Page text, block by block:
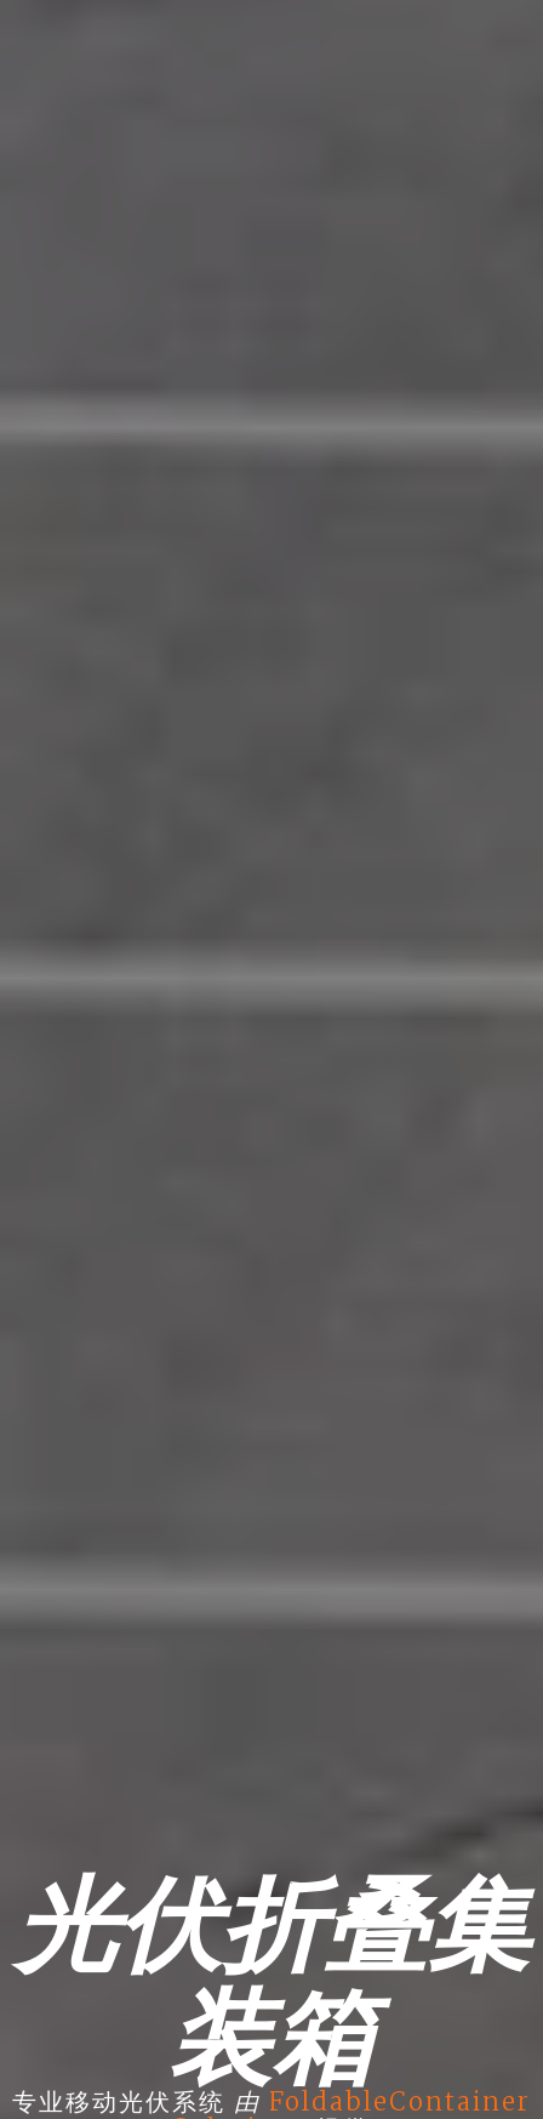
光伏折叠集
装箱
专业移动光伏系统 由 FoldableContainer